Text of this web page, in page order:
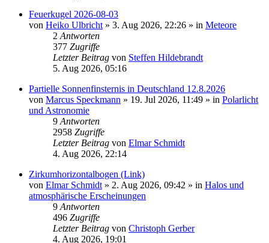
Feuerkugel 2026-08-03
von Heiko Ulbricht » 3. Aug 2026, 22:26 » in Meteore
2 Antworten
377 Zugriffe
Letzter Beitrag von Steffen Hildebrandt
5. Aug 2026, 05:16
Partielle Sonnenfinsternis in Deutschland 12.8.2026
von Marcus Speckmann » 19. Jul 2026, 11:49 » in Polarlicht
und Astronomie
9 Antworten
2958 Zugriffe
Letzter Beitrag von Elmar Schmidt
4. Aug 2026, 22:14
Zirkumhorizontalbogen (Link)
von Elmar Schmidt » 2. Aug 2026, 09:42 » in Halos und
atmosphärische Erscheinungen
9 Antworten
496 Zugriffe
Letzter Beitrag von Christoph Gerber
4. Aug 2026, 19:01